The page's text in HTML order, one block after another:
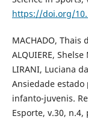
https://doi.org/
MACHADO, Thais
ALQUIERE,
LIRANI, Luciana
Ansiedade
infanto-juvenis.
Esporte, v.30, n.4,